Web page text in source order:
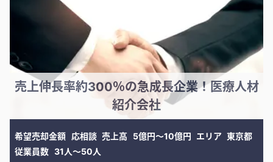
売上伸長率約300％の急成長企業！医療人材
紹介会社
希望売却金額 応相談 売上高 5億円〜10億円 エリア 東京都
従業員数 31人〜50人